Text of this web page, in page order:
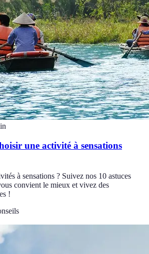
une activité à sensations
à sensations ? Suivez nos 10 astuces
convient le mieux et vivez des
!